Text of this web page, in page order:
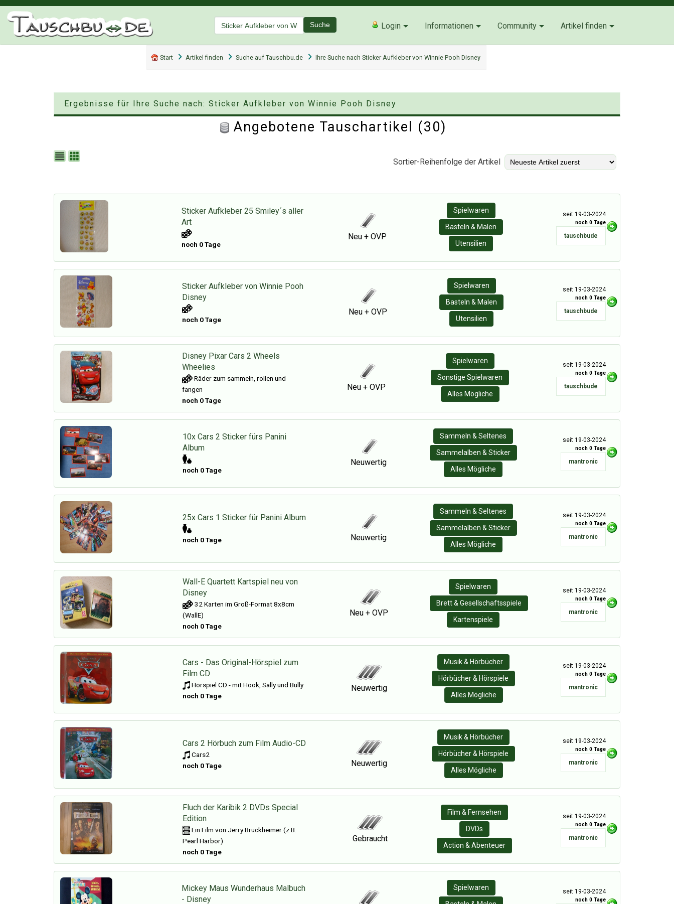
Suche Login Informationen Community Artikel finden
Start Artikel finden Suche auf Tauschbu.de Ihre Suche nach Sticker Aufkleber von Winnie Pooh Disney
Ergebnisse für Ihre Suche nach: Sticker Aufkleber von Winnie Pooh Disney
Angebotene Tauschartikel (30)
Sortier-Reihenfolge der Artikel
Sticker Aufkleber 25 Smiley´s aller
Art
noch 0 Tage
Neu + OVP
Spielwaren
Basteln & Malen
Utensilien
seit 19-03-2024
noch 0 Tage
tauschbude
Sticker Aufkleber von Winnie Pooh
Disney
noch 0 Tage
Neu + OVP
Spielwaren
Basteln & Malen
Utensilien
seit 19-03-2024
noch 0 Tage
tauschbude
Disney Pixar Cars 2 Wheels
Wheelies
Räder zum sammeln, rollen und
fangen
noch 0 Tage
Neu + OVP
Spielwaren
Sonstige Spielwaren
Alles Mögliche
seit 19-03-2024
noch 0 Tage
tauschbude
10x Cars 2 Sticker fürs Panini
Album
noch 0 Tage
Neuwertig
Sammeln & Seltenes
Sammelalben & Sticker
Alles Mögliche
seit 19-03-2024
noch 0 Tage
mantronic
25x Cars 1 Sticker für Panini Album
noch 0 Tage Neuwertig
Sammeln & Seltenes
Sammelalben & Sticker
Alles Mögliche
seit 19-03-2024
noch 0 Tage
mantronic
Wall-E Quartett Kartspiel neu von
Disney
32 Karten im Groß-Format 8x8cm
(WallE)
noch 0 Tage
Neu + OVP
Spielwaren
Brett & Gesellschaftsspiele
Kartenspiele
seit 19-03-2024
noch 0 Tage
mantronic
Cars - Das Original-Hörspiel zum
Film CD
Hörspiel CD - mit Hook, Sally und Bully
noch 0 Tage
Neuwertig
Musik & Hörbücher
Hörbücher & Hörspiele
Alles Mögliche
seit 19-03-2024
noch 0 Tage
mantronic
Cars 2 Hörbuch zum Film Audio-CD
Cars2
noch 0 Tage
Neuwertig
Musik & Hörbücher
Hörbücher & Hörspiele
Alles Mögliche
seit 19-03-2024
noch 0 Tage
mantronic
Fluch der Karibik 2 DVDs Special
Edition
Ein Film von Jerry Bruckheimer (z.B.
Pearl Harbor)
noch 0 Tage
Gebraucht
Film & Fernsehen
DVDs
Action & Abenteuer
seit 19-03-2024
noch 0 Tage
mantronic
Mickey Maus Wunderhaus Malbuch
- Disney
Spielwaren seit 19-03-2024
noch 0 Tage